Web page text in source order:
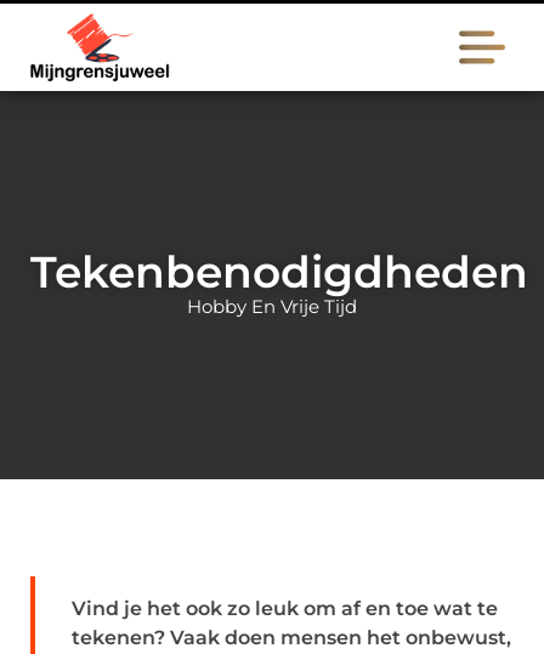
Tekenbenodigdheden
Hobby En Vrije Tijd
Vind je het ook zo leuk om af en toe wat te
tekenen? Vaak doen mensen het onbewust,